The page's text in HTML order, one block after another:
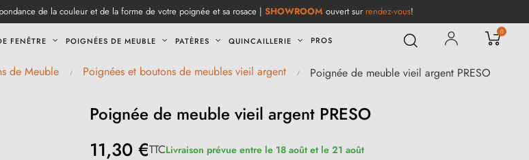
de la couleur et de la forme de votre poignée et sa rosace | SHOWROOM ouvert sur rendez-vous!
FENÊTRE POIGNÉES DE MEUBLE PATÈRES QUINCAILLERIE PROS
0
de Meuble Poignées et boutons de meubles vieil argent Poignée de meuble vieil argent PRESO
Poignée de meuble vieil argent PRESO
11,30 €TTCLivraison prévue entre le 18 août et le 21 août